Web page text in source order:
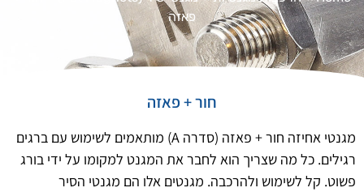
פאזה
חור + פאזה
מגנטי אחיזה חור + פאזה (סדרה A) מותאמים לשימוש עם ברגים
רגילים. כל מה שצריך הוא לחבר את המגנט למקומו על ידי בורג
פשוט. קל לשימוש ולהרכבה. מגנטים אלו הם מגנטי הסיר